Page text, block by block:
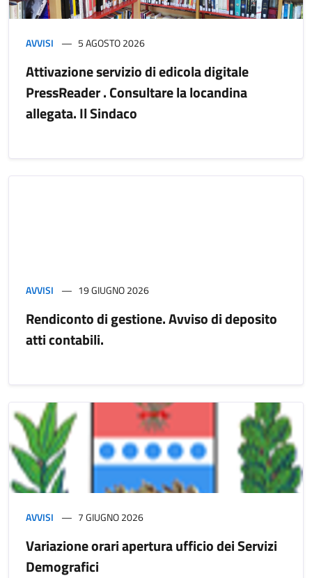
AVVISI 5 AGOSTO 2026
Attivazione servizio di edicola digitale
PressReader . Consultare la locandina
allegata. Il Sindaco
AVVISI 19 GIUGNO 2026
Rendiconto di gestione. Avviso di deposito
atti contabili.
AVVISI 7 GIUGNO 2026
Variazione orari apertura ufficio dei Servizi
Demografici